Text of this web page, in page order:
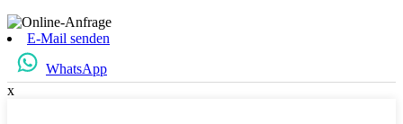
E-Mail senden
WhatsApp
x